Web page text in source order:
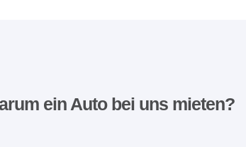
ein Auto bei uns mieten?